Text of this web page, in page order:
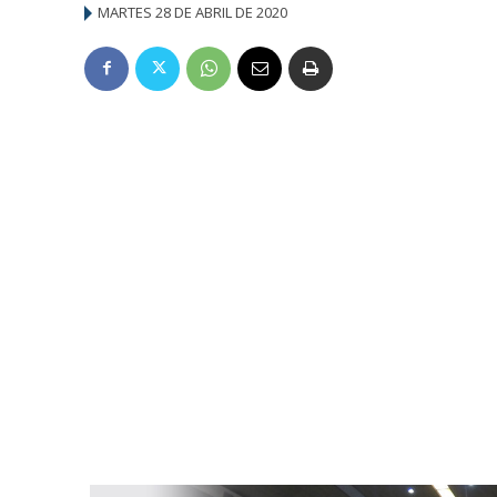
MARTES 28 DE ABRIL DE 2020